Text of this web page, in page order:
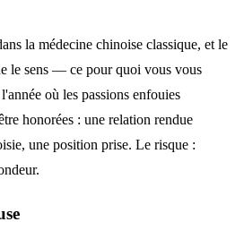
la médecine chinoise classique, et le
le sens — ce pour quoi vous vous
où les passions enfouies
honorées : une relation rendue
une position prise. Le risque :